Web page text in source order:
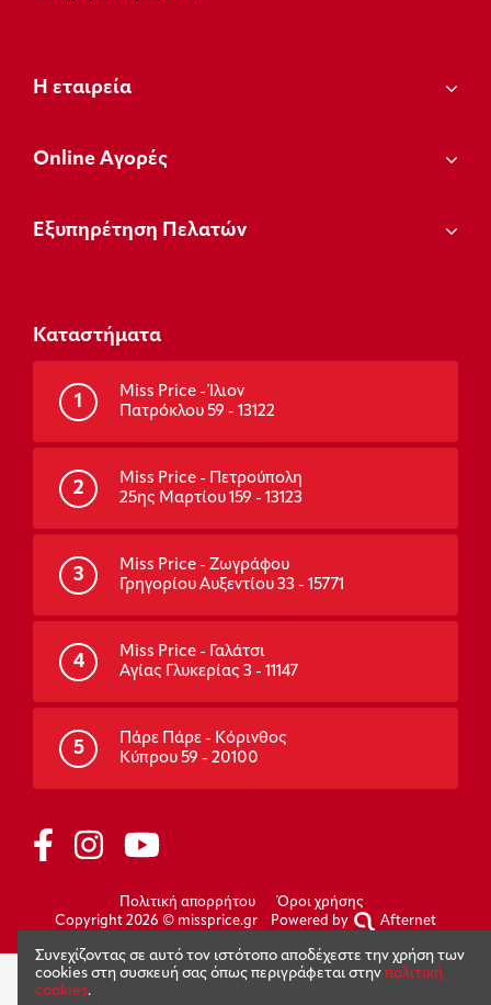
Η εταιρεία
Οnline Αγορές
Εξυπηρέτηση Πελατών
Καταστήματα
1
Miss Price - Ίλιον
Πατρόκλου 59 - 13122
2
Miss Price - Πετρούπολη
25ης Μαρτίου 159 - 13123
3
Miss Price - Ζωγράφου
Γρηγορίου Αυξεντίου 33 - 15771
4
Miss Price - Γαλάτσι
Αγίας Γλυκερίας 3 - 11147
5
Πάρε Πάρε - Κόρινθος
Κύπρου 59 - 20100
Πολιτική απορρήτου
Όροι χρήσης
Copyright 2026 © missprice.gr
Powered by Afternet
Συνεχίζοντας σε αυτό τον ιστότοπο αποδέχεστε την χρήση των
cookies στη συσκευή σας όπως περιγράφεται στην πολιτική
cookies.